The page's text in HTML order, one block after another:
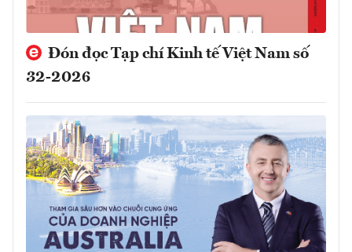
Đón đọc Tạp chí Kinh tế Việt Nam số
32-2026